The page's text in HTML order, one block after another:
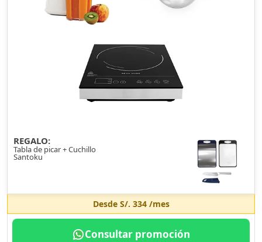
REGALO:
Tabla de picar + Cuchillo
Santoku
Desde S/. 334/mes
Consultar promoción